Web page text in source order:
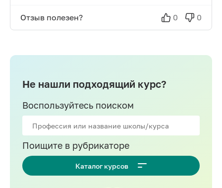
Отзыв полезен? 0 0
Не нашли подходящий курс?
Воспользуйтесь поиском
Поищите в рубрикаторе
Каталог курсов